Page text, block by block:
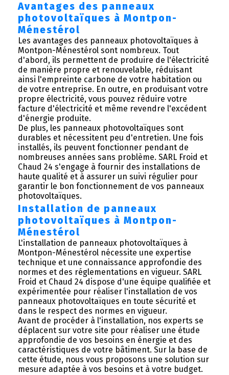
Avantages des panneaux
photovoltaïques à Montpon-
Ménestérol
Les avantages des panneaux photovoltaïques à
Montpon-Ménestérol sont nombreux. Tout
d'abord, ils permettent de produire de l'électricité
de manière propre et renouvelable, réduisant
ainsi l'empreinte carbone de votre habitation ou
de votre entreprise. En outre, en produisant votre
propre électricité, vous pouvez réduire votre
facture d'électricité et même revendre l'excédent
d'énergie produite.
De plus, les panneaux photovoltaïques sont
durables et nécessitent peu d'entretien. Une fois
installés, ils peuvent fonctionner pendant de
nombreuses années sans problème. SARL Froid et
Chaud 24 s'engage à fournir des installations de
haute qualité et à assurer un suivi régulier pour
garantir le bon fonctionnement de vos panneaux
photovoltaïques.
Installation de panneaux
photovoltaïques à Montpon-
Ménestérol
L'installation de panneaux photovoltaïques à
Montpon-Ménestérol nécessite une expertise
technique et une connaissance approfondie des
normes et des réglementations en vigueur. SARL
Froid et Chaud 24 dispose d'une équipe qualifiée et
expérimentée pour réaliser l'installation de vos
panneaux photovoltaïques en toute sécurité et
dans le respect des normes en vigueur.
Avant de procéder à l'installation, nos experts se
déplacent sur votre site pour réaliser une étude
approfondie de vos besoins en énergie et des
caractéristiques de votre bâtiment. Sur la base de
cette étude, nous vous proposons une solution sur
mesure adaptée à vos besoins et à votre budget.